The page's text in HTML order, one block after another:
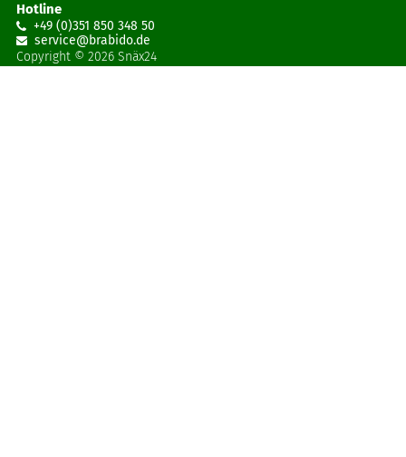
Hotline
+49 (0)351 850 348 50
service@brabido.de
Copyright © 2026 Snäx24